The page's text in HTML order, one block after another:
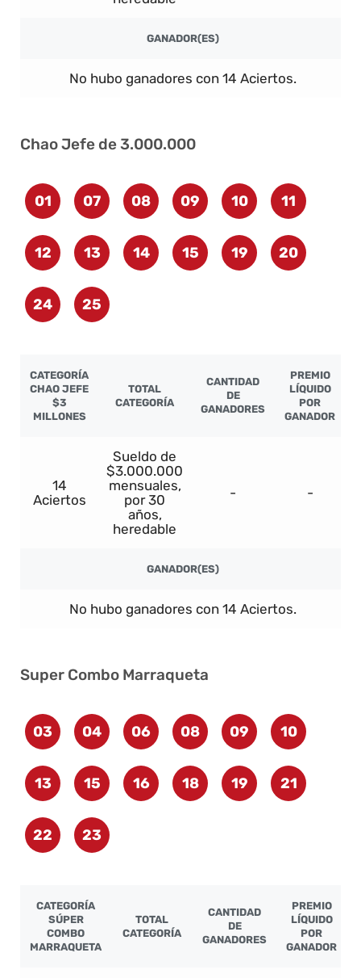
GANADOR(ES)
No hubo ganadores con 14 Aciertos.
Chao Jefe de 3.000.000
01 07 08 09 10 11
12 13 14 15 19 20
24 25
CATEGORÍA
CHAO JEFE
$3
MILLONES
TOTAL
CATEGORÍA
CANTIDAD
DE
GANADORES
PREMIO
LÍQUIDO
POR
GANADOR
14
Aciertos
Sueldo de
$3.000.000
mensuales,
por 30
años,
heredable
- -
GANADOR(ES)
No hubo ganadores con 14 Aciertos.
Super Combo Marraqueta
03 04 06 08 09 10
13 15 16 18 19 21
22 23
CATEGORÍA
SÚPER
COMBO
MARRAQUETA
TOTAL
CATEGORÍA
CANTIDAD
DE
GANADORES
PREMIO
LÍQUIDO
POR
GANADOR